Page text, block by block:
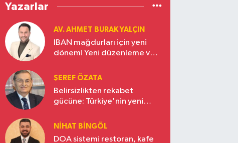
Yazarlar
AV. AHMET BURAK YALÇIN
IBAN mağdurları için yeni
dönem! Yeni düzenleme ve
ŞEREF ÖZATA
Belirsizlikten rekabet
gücüne: Türkiye'nin yeni
NIHAT BINGÖL
DOA sistemi restoran, kafe